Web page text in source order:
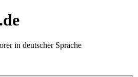
in deutscher Sprache